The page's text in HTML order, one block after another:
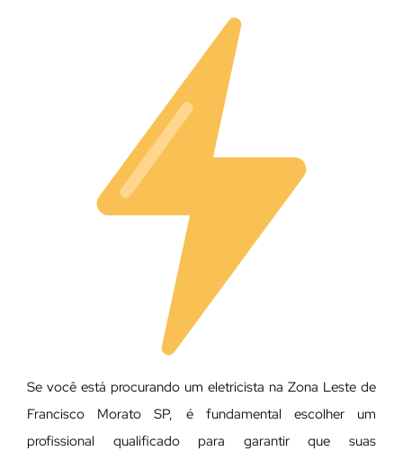
Se você está procurando um eletricista na Zona Leste de
Francisco Morato SP, é fundamental escolher um
profissional qualificado para garantir que suas